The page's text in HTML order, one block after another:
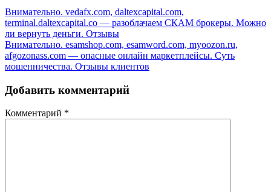
Внимательно. vedafx.com, daltexcapital.com,
terminal.daltexcapital.co — разоблачаем СКАМ брокеры. Можно
ли вернуть деньги. Отзывы
Внимательно. esamshop.com, esamword.com, myoozon.ru,
afgozonass.com — опасные онлайн маркетплейсы. Суть
мошенничества. Отзывы клиентов
Добавить комментарий
Комментарий *